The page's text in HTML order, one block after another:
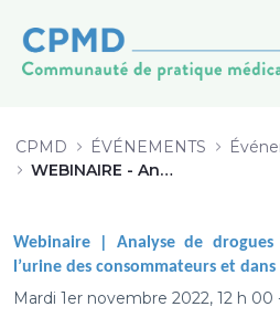
CPMD ÉVÉNEMENTS
WEBINAIRE - Analyse de drogues : que retrouve-t-on dans l’urine des consommateurs et dans les saisies au Québec?
Webinaire |Analyse de
l’urine des consommateurs et dans
Mardi 1er novembre 2022, 12 h 00